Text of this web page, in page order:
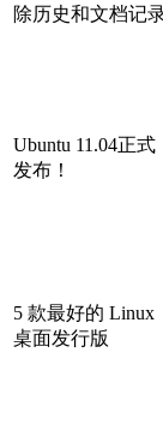
除历史和文档记
Ubuntu 11.04正式
发布！
5 款最好的 Linux
桌面发行版